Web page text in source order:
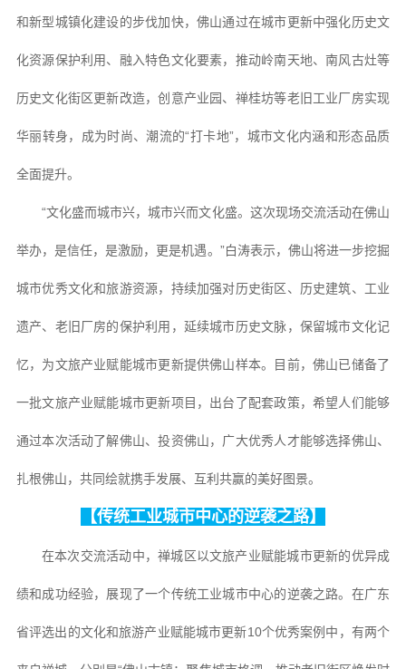
和新型城镇化建设的步伐加快，佛山通过在城市更新中强化历史文
化资源保护利用、融入特色文化要素，推动岭南天地、南风古灶等
历史文化街区更新改造，创意产业园、禅桂坊等老旧工业厂房实现
华丽转身，成为时尚、潮流的“打卡地”，城市文化内涵和形态品质
全面提升。
“文化盛而城市兴，城市兴而文化盛。这次现场交流活动在佛山
举办，是信任，是激励，更是机遇。”白涛表示，佛山将进一步挖掘
城市优秀文化和旅游资源，持续加强对历史街区、历史建筑、工业
遗产、老旧厂房的保护利用，延续城市历史文脉，保留城市文化记
忆，为文旅产业赋能城市更新提供佛山样本。目前，佛山已储备了
一批文旅产业赋能城市更新项目，出台了配套政策，希望人们能够
通过本次活动了解佛山、投资佛山，广大优秀人才能够选择佛山、
扎根佛山，共同绘就携手发展、互利共赢的美好图景。
【传统工业城市中心的逆袭之路】
在本次交流活动中，禅城区以文旅产业赋能城市更新的优异成
绩和成功经验，展现了一个传统工业城市中心的逆袭之路。在广东
省评选出的文化和旅游产业赋能城市更新10个优秀案例中，有两个